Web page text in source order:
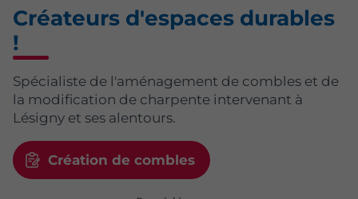
Créateurs d'espaces durables
!
Spécialiste de l'aménagement de combles et de
la modification de charpente intervenant à
Lésigny et ses alentours.
Création de combles